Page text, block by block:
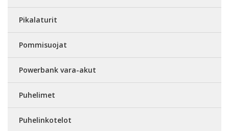
Pikalaturit
Pommisuojat
Powerbank vara-akut
Puhelimet
Puhelinkotelot